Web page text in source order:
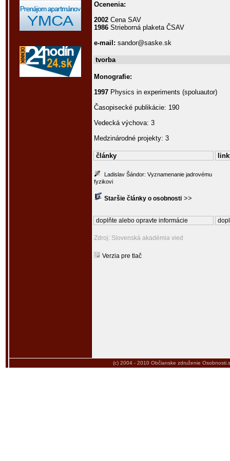
Ocenenia:
2002 Cena SAV
1986 Strieborná plaketa ČSAV
e-mail: sandor@saske.sk
tvorba
Monografie:
1997 Physics in experiments (spoluautor)
Časopisecké publikácie: 190
Vedecká výchova: 3
Medzinárodné projekty: 3
články
Ladislav Šándor: Vyznamenanie jadrovému
fyzikovi
Staršie články o osobnosti >>
doplňte alebo opravte informácie
Zdroj: Slovenská akadémia vied
Verzia pre tlač
(c) 2004 - 2010 Občianske združenie